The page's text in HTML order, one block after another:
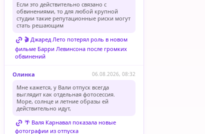
Если это действительно связано с
обвинениями, то для любой крупной
студии такие репутационные риски могут
стать решающим
🎬 Джаред Лето потерял роль в новом
фильме Барри Левинсона после громких
обвинений
Олинка 06.08.2026, 08:32
Мне кажется, у Вали отпуск всегда
выглядит как отдельная фотосессия.
Море, солнце и летние образы ей
действительно идут,
🌴 Валя Карнавал показала новые
фотографии из отпуска